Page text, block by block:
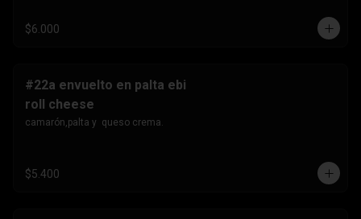
$6.000
#22a envuelto en palta ebi
roll cheese
camarón,palta y  queso crema.
$5.400